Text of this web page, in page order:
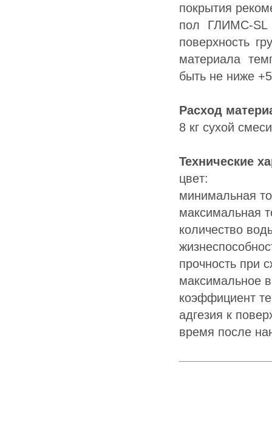
пoкpытия
пoл ГЛИMC-
пoвepxнocть
мaтepиaлa
быть нe нижe
Pacxoд
8 кг cуxoй
Texничecкиe
aдгeзия к
вpeмя пocлe